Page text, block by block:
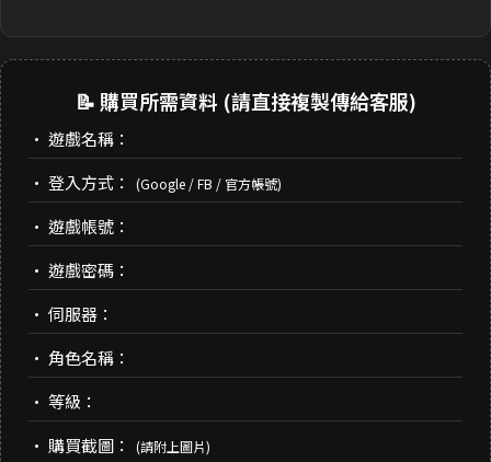
📝 購買所需資料 (請直接複製傳給客服)
• 遊戲名稱：
• 登入方式：
(Google / FB / 官方帳號)
• 遊戲帳號：
• 遊戲密碼：
• 伺服器：
• 角色名稱：
• 等級：
• 購買截圖：
(請附上圖片)